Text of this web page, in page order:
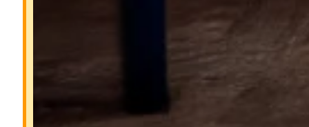
Derfor er mus farlige
Mus kan sprede bakterier og
gennem deres urin, ekskrementer
pels. De gnaver i ledninger,